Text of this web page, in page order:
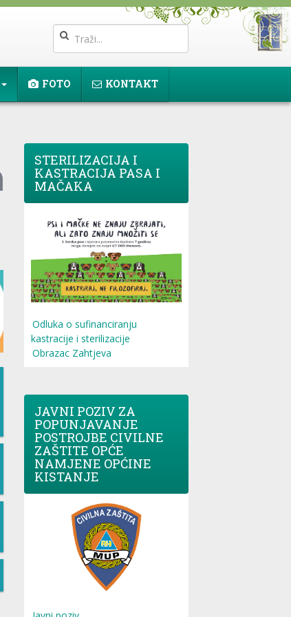
FOTO KONTAKT
STERILIZACIJA I
KASTRACIJA PASA I
MAČAKA
Odluka o sufinanciranju
kastracije i sterilizacije
Obrazac Zahtjeva
JAVNI POZIV ZA
POPUNJAVANJE
POSTROJBE CIVILNE
ZAŠTITE OPĆE
NAMJENE OPĆINE
KISTANJE